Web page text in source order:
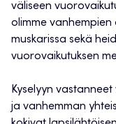
väliseen
olimme vanhempien
muskarissa sekä
vuorovaikutuksen
Kyselyyn
ja vanhemman